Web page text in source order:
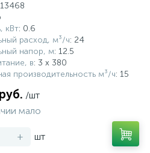
кВт: 0.6
расход, м³/ч: 24
напор, м: 12.5
в: 3 х 380
производительность м³/ч: 15
/шт
мало
+ шт